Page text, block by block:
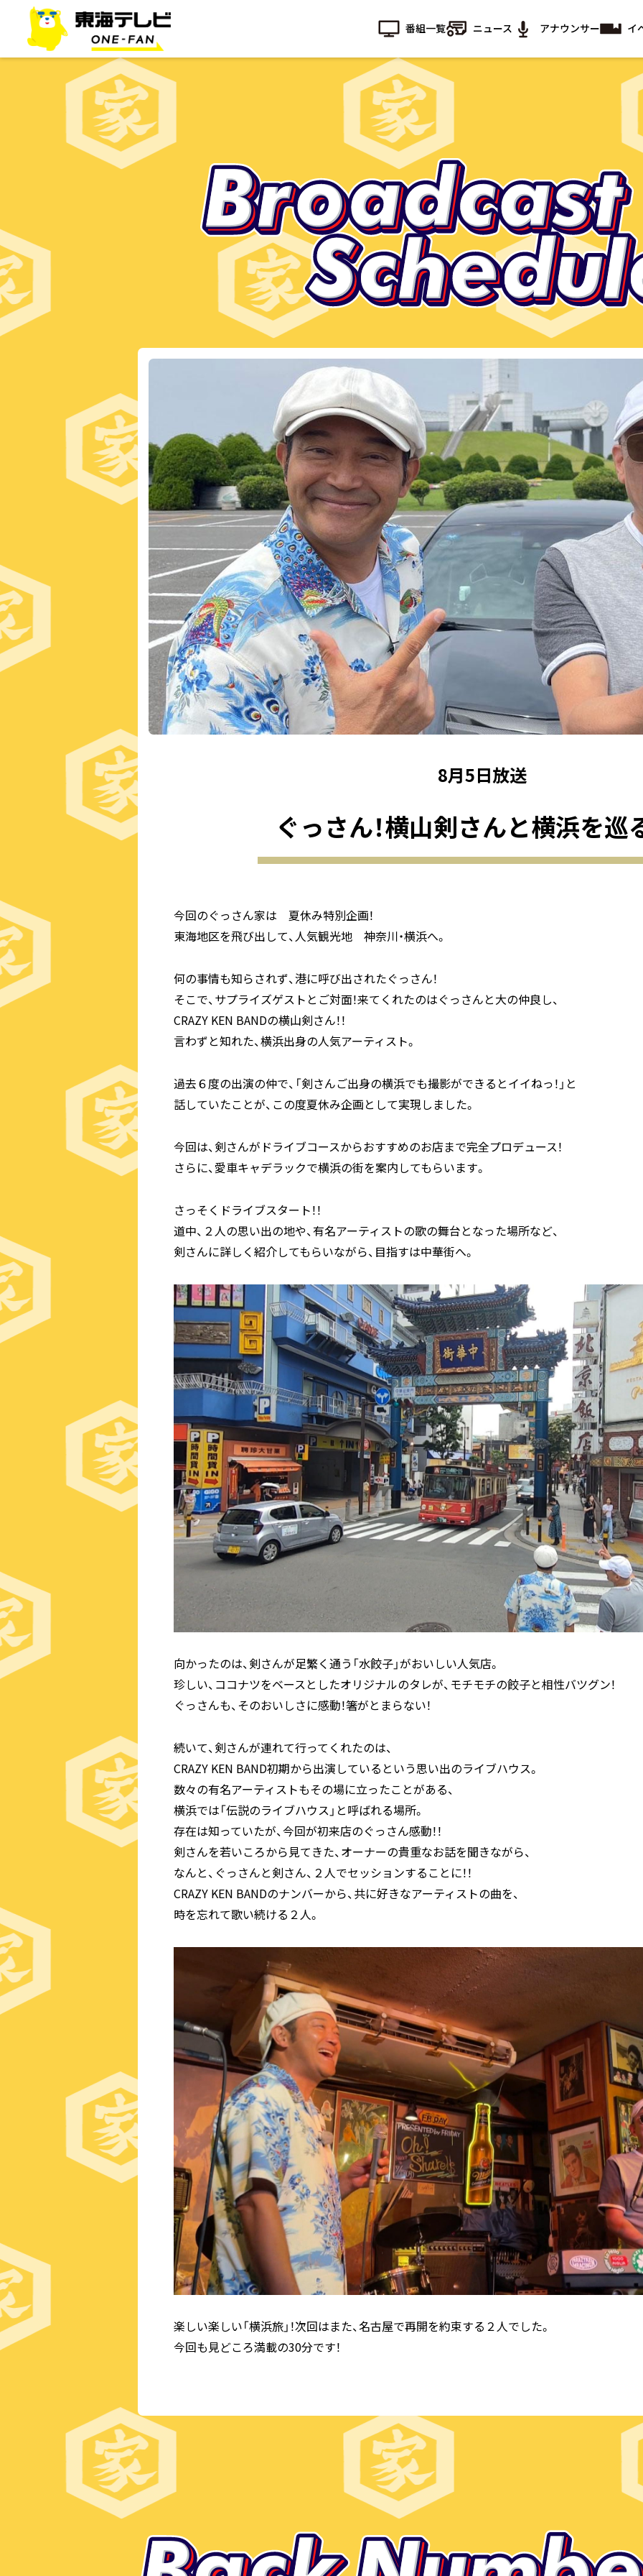
番組一覧 ニュース アナウンサー イ
8月5日放送
ぐっさん！横山剣さんと横浜を巡
今回のぐっさん家は 夏休み特別企画！
東海地区を飛び出して、人気観光地 神奈川・横浜へ。
何の事情も知らされず、港に呼び出されたぐっさん！
そこで、サプライズゲストとご対面！来てくれたのはぐっさんと大の仲良し、
CRAZY KEN BANDの横山剣さん！！
言わずと知れた、横浜出身の人気アーティスト。
過去６度の出演の仲で、「剣さんご出身の横浜でも撮影ができるとイイねっ！」と
話していたことが、この度夏休み企画として実現しました。
今回は、剣さんがドライブコースからおすすめのお店まで完全プロデュース！
さらに、愛車キャデラックで横浜の街を案内してもらいます。
さっそくドライブスタート！！
道中、２人の思い出の地や、有名アーティストの歌の舞台となった場所など、
剣さんに詳しく紹介してもらいながら、目指すは中華街へ。
向かったのは、剣さんが足繁く通う「水餃子」がおいしい人気店。
珍しい、ココナツをベースとしたオリジナルのタレが、モチモチの餃子と相性バツグン！
ぐっさんも、そのおいしさに感動！箸がとまらない！
続いて、剣さんが連れて行ってくれたのは、
CRAZY KEN BAND初期から出演しているという思い出のライブハウス。
数々の有名アーティストもその場に立ったことがある、
横浜では「伝説のライブハウス」と呼ばれる場所。
存在は知っていたが、今回が初来店のぐっさん感動！！
剣さんを若いころから見てきた、オーナーの貴重なお話を聞きながら、
なんと、ぐっさんと剣さん、２人でセッションすることに！！
CRAZY KEN BANDのナンバーから、共に好きなアーティストの曲を、
時を忘れて歌い続ける２人。
楽しい楽しい「横浜旅」！次回はまた、名古屋で再開を約束する２人でした。
今回も見どころ満載の30分です！